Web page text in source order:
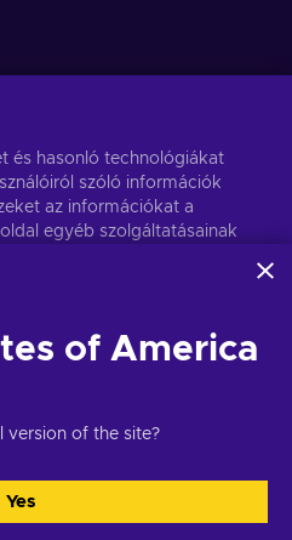
Feliratkozás
Visit Privacy noticefor more
jog fenntartva. JSC “Helis play”,
és hasonló technológiákat
szóló információk
az információkat a
egyéb szolgáltatásainak
is felhasználhatjuk.
ezeket a technológiákat
gombra kattintva
Safety & Privacy
of America
version of the site?
Yes